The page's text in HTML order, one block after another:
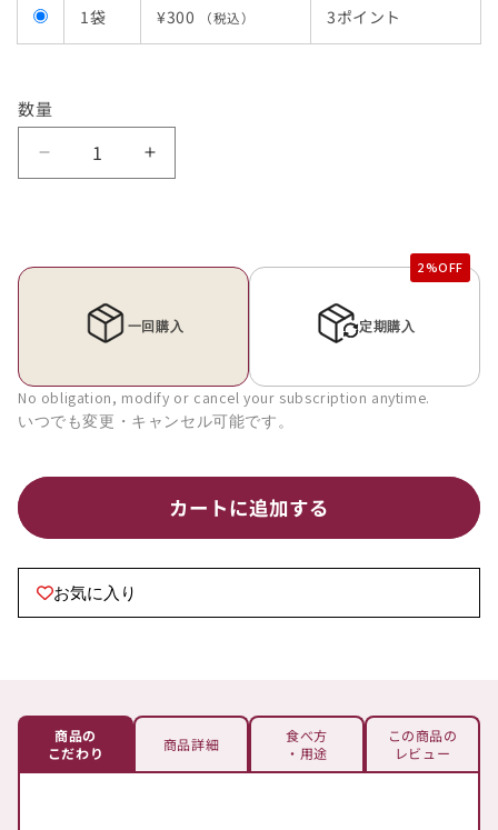
1袋 ¥300 （税込） 3ポイント
数量
ベ
ジ ”ス
ー
減
ら
乾
ベ
リ
ジ ”ス
ー
No obligation, modify or cancel your subscription anytime.
カートに追加する
お気に入り
商品の
こだわり
商品詳細
食べ方
・用途
この商品の
レビュー